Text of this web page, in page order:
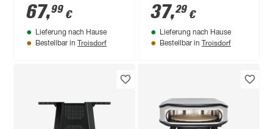
67,99 €
Lieferung nach Hause
Bestellbar in Troisdorf
cm
37,29 €
Lieferung nach Hause
Bestellbar in Troisdorf